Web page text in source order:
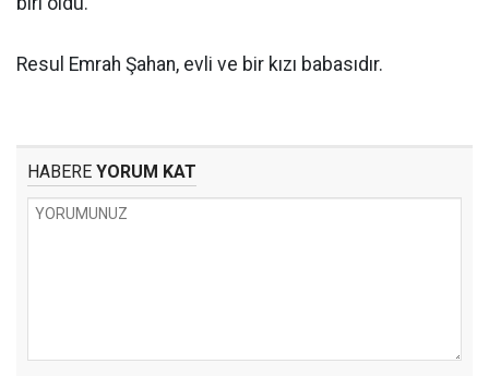
Resul Emrah Şahan, evli ve bir kızı babasıdır.
HABERE YORUM KAT